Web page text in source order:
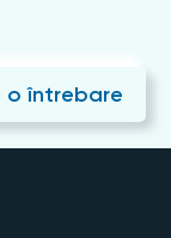
o întrebare